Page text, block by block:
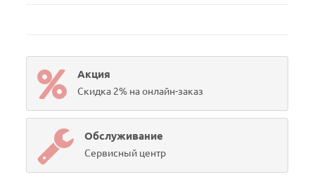
Акция
Скидка 2% на онлайн-заказ
Обслуживание
Сервисный центр